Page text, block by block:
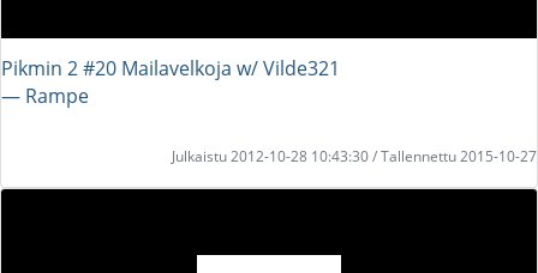
Pikmin 2 #20 Mailavelkoja w/ Vilde321
― Rampe
Julkaistu 2012-10-28 10:43:30 / Tallennettu 2015-10-27